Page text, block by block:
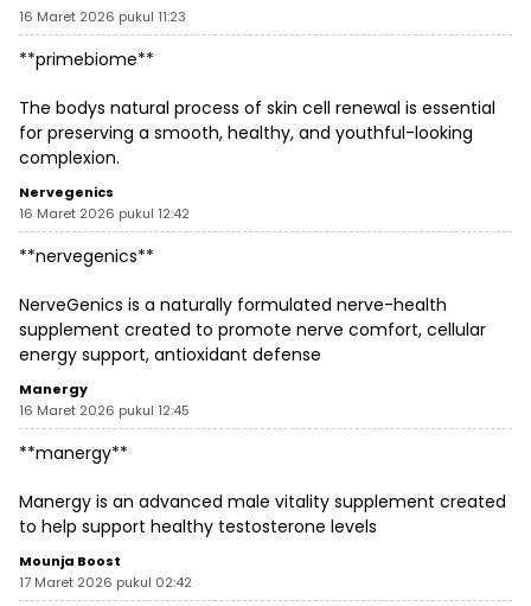
16 Maret 2026 pukul 11:23
**primebiome**
The bodys natural process of skin cell renewal is essential
for preserving a smooth, healthy, and youthful-looking
complexion.
Nervegenics
16 Maret 2026 pukul 12:42
**nervegenics**
NerveGenics is a naturally formulated nerve-health
supplement created to promote nerve comfort, cellular
energy support, antioxidant defense
Manergy
16 Maret 2026 pukul 12:45
**manergy**
Manergy is an advanced male vitality supplement created
to help support healthy testosterone levels
Mounja Boost
17 Maret 2026 pukul 02:42